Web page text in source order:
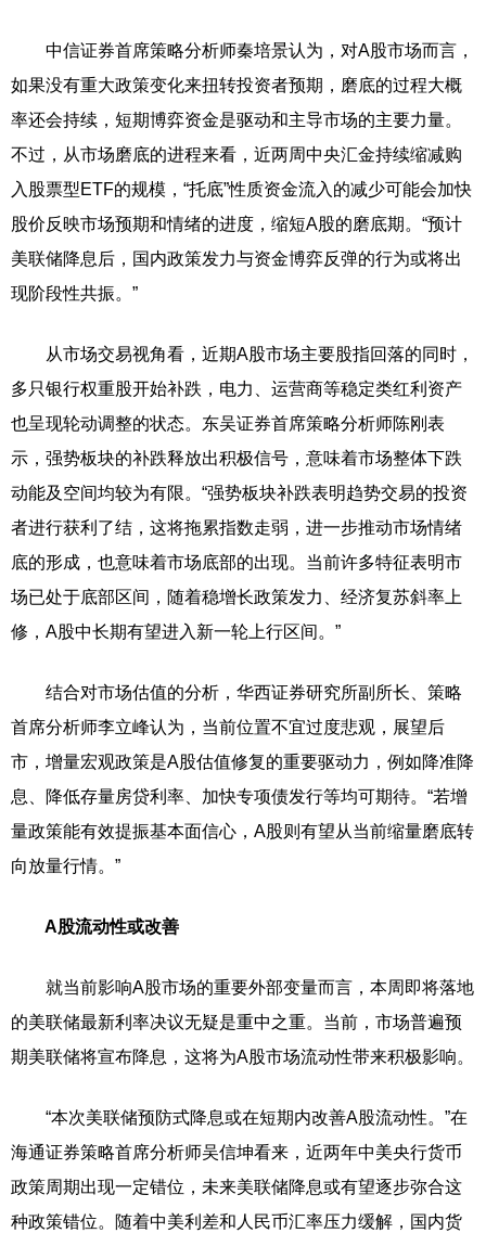
中信证券首席策略分析师秦培景认为，对A股市场而言，
如果没有重大政策变化来扭转投资者预期，磨底的过程大概
率还会持续，短期博弈资金是驱动和主导市场的主要力量。
不过，从市场磨底的进程来看，近两周中央汇金持续缩减购
入股票型ETF的规模，“托底”性质资金流入的减少可能会加快
股价反映市场预期和情绪的进度，缩短A股的磨底期。“预计
美联储降息后，国内政策发力与资金博弈反弹的行为或将出
现阶段性共振。”
从市场交易视角看，近期A股市场主要股指回落的同时，
多只银行权重股开始补跌，电力、运营商等稳定类红利资产
也呈现轮动调整的状态。东吴证券首席策略分析师陈刚表
示，强势板块的补跌释放出积极信号，意味着市场整体下跌
动能及空间均较为有限。“强势板块补跌表明趋势交易的投资
者进行获利了结，这将拖累指数走弱，进一步推动市场情绪
底的形成，也意味着市场底部的出现。当前许多特征表明市
场已处于底部区间，随着稳增长政策发力、经济复苏斜率上
修，A股中长期有望进入新一轮上行区间。”
结合对市场估值的分析，华西证券研究所副所长、策略
首席分析师李立峰认为，当前位置不宜过度悲观，展望后
市，增量宏观政策是A股估值修复的重要驱动力，例如降准降
息、降低存量房贷利率、加快专项债发行等均可期待。“若增
量政策能有效提振基本面信心，A股则有望从当前缩量磨底转
向放量行情。”
A股流动性或改善
就当前影响A股市场的重要外部变量而言，本周即将落地
的美联储最新利率决议无疑是重中之重。当前，市场普遍预
期美联储将宣布降息，这将为A股市场流动性带来积极影响。
“本次美联储预防式降息或在短期内改善A股流动性。”在
海通证券策略首席分析师吴信坤看来，近两年中美央行货币
政策周期出现一定错位，未来美联储降息或有望逐步弥合这
种政策错位。随着中美利差和人民币汇率压力缓解，国内货